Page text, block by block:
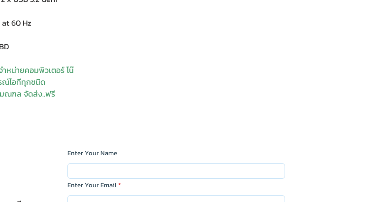
60 Hz
หน่ายคอมพิวเตอร์ โน๊
ณ์ไอทีทุกชนิด
มณฑล จัดส่ง..ฟรี
Enter Your Name
Enter Your Email